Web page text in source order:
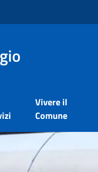
Vivere il
Comune